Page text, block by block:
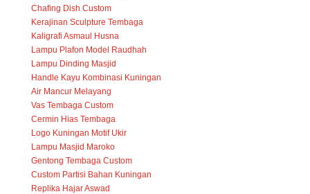
Chafing Dish Custom
Kerajinan Sculpture Tembaga
Kaligrafi Asmaul Husna
Lampu Plafon Model Raudhah
Lampu Dinding Masjid
Handle Kayu Kombinasi Kuningan
Air Mancur Melayang
Vas Tembaga Custom
Cermin Hias Tembaga
Logo Kuningan Motif Ukir
Lampu Masjid Maroko
Gentong Tembaga Custom
Custom Partisi Bahan Kuningan
Replika Hajar Aswad